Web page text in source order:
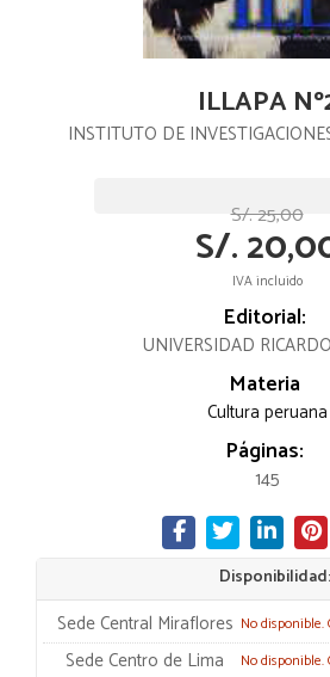
ILLAPA
INSTITUTO DE
S/. 25,00
S/.
IVA incluido
Editorial:
UNIVERSIDAD
Materia
Cultura peruana
Páginas:
145
Disponibilidad:
Sede Central Miraflores No
Sede Centro de Lima No